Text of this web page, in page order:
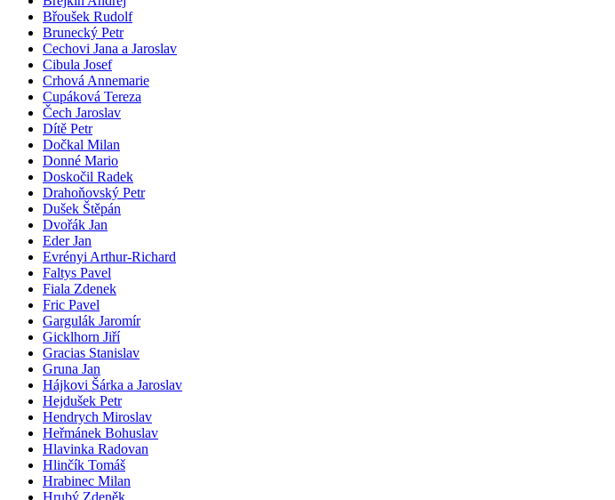
Břoušek Rudolf
Brunecký Petr
Cechovi Jana a Jaroslav
Cibula Josef
Crhová Annemarie
Cupáková Tereza
Čech Jaroslav
Dítě Petr
Dočkal Milan
Donné Mario
Doskočil Radek
Drahoňovský Petr
Dušek Štěpán
Dvořák Jan
Eder Jan
Evrényi Arthur-Richard
Faltys Pavel
Fiala Zdenek
Fric Pavel
Gargulák Jaromír
Gicklhorn Jiří
Gracias Stanislav
Gruna Jan
Hájkovi Šárka a Jaroslav
Hejdušek Petr
Hendrych Miroslav
Heřmánek Bohuslav
Hlavinka Radovan
Hlinčík Tomáš
Hrabinec Milan
Hrubý Zdeněk